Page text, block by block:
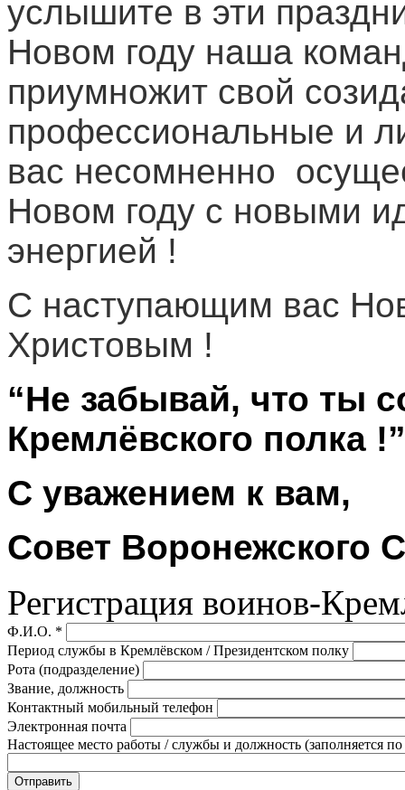
услышите в эти
Новом году наша
приумножит свой
профессиональные и
вас несомненно
Новом году с новыми
энергией !
С наступающим вас
Христовым !
“Не забывай, что ты
Кремлёвского полка !”
С уважением к вам,
Совет Воронежского
Регистрация воинов-
Ф.И.О. *
Период службы в Кремлёвском / Президентском полку
Рота (подразделение)
Звание, должность
Контактный мобильный телефон
Электронная почта
Настоящее место работы / службы и должность (заполняется